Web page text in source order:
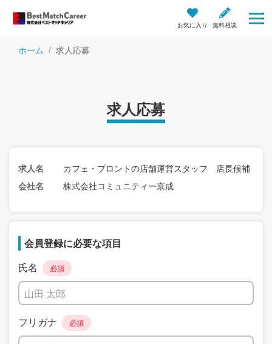
お気に入り 無料相談
ホーム 求人応募
求人応募
求人名
カフェ・プロントの店舗運営スタッフ 店長候補
会社名
株式会社コミュニティー京成
会員登録に必要な項目
氏名
必須
フリガナ 必須